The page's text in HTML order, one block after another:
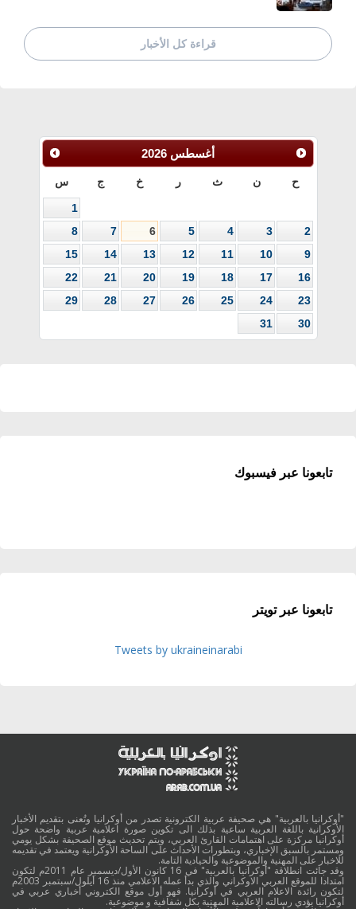
قراءة كل الأخبار
أغسطس 2026
ح ن ث ر خ ج س
1
2
3
4
5
6
7
8
9
10
11
12
13
14
15
16
17
18
19
20
21
22
23
24
25
26
27
28
29
30
31
تابعونا عبر فيسبوك
تابعونا عبر تويتر
Tweets by ukraineinarabi
"أوكرانيا بالعربية" هي صحيفة عربية الكترونية تصدر من أوكرانيا وتُعنى بتقديم الأخبار
الأوكرانية باللغة العربية ساعية بذلك الى تكوين صورة اعلامية عربية واضحة حول
أوكرانيا مركزة على اهتمامات القارئ العربي، ويتم تحديث موقع الصحيفة بشكل يومي
ومستمر بالسبق الإخباري، وبتطورات الأحداث على الساحة الأوكرانية ويعتمد في تقديمه
للاخبار على المهنية والموضوعية والحيادية التامة.
وقد جائت انطلاقة "أوكرانيا بالعربية" في 16 كانون الأول/ديسمبر عام 2011م لتكون
امتدادا للموقع العربي الاوكراني والذي بدأ عمله الاعلامي منذ 16 أيلول/سبتمبر 2003م
لتكون رائدة الاعلام العربي في أوكرانيا. فهو أول موقع الكتروني أخباري عربي في
أوكرانيا يؤدي رسالته الاعلامية المهنية بكل شفافية و موضوعية.